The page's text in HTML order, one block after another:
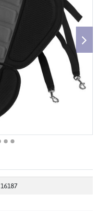
16187